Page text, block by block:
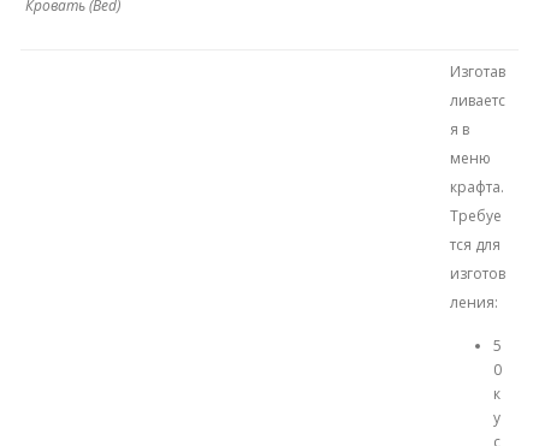
Кровать (Bed)
Изготав
ливаетс
я в
меню
крафта.
Требуе
тся для
изготов
ления:
5
0
к
у
с